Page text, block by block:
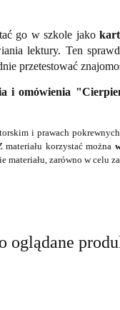
go w szkole jako
lektury. Ten
przetestować
i omówienia
i prawach
korzystać można
materiału, zarówno w celu
oglądane